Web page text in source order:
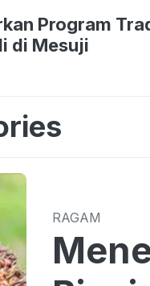
Program
di Mesuji
RAGAM